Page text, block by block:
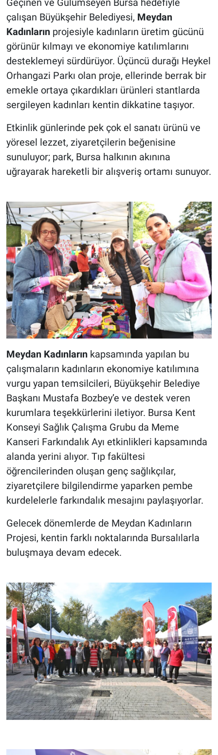
çalışan Büyükşehir Belediyesi, Meydan
Kadınlarınprojesiyle kadınların üretim gücünü
görünür kılmayı ve ekonomiye katılımlarını
desteklemeyi sürdürüyor. Üçüncü durağı Heykel
Orhangazi Parkı olan proje, ellerinde berrak bir
emekle ortaya çıkardıkları ürünleri stantlarda
sergileyen kadınları kentin dikkatine taşıyor.
Etkinlik günlerinde pek çok el sanatı ürünü ve
yöresel lezzet, ziyaretçilerin beğenisine
sunuluyor; park, Bursa halkının akınına
uğrayarak hareketli bir alışveriş ortamı sunuyor.
Meydan Kadınlarınkapsamında yapılan bu
çalışmaların kadınların ekonomiye katılımına
vurgu yapan temsilcileri, Büyükşehir Belediye
Başkanı Mustafa Bozbey’e ve destek veren
kurumlara teşekkürlerini iletiyor. Bursa Kent
Konseyi Sağlık Çalışma Grubu da Meme
Kanseri Farkındalık Ayı etkinlikleri kapsamında
alanda yerini alıyor. Tıp fakültesi
öğrencilerinden oluşan genç sağlıkçılar,
ziyaretçilere bilgilendirme yaparken pembe
kurdelelerle farkındalık mesajını paylaşıyorlar.
Gelecek dönemlerde de Meydan Kadınların
Projesi, kentin farklı noktalarında Bursalılarla
buluşmaya devam edecek.